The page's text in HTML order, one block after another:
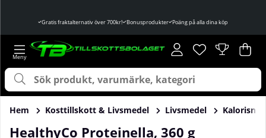
Gratis fraktalternativ över 700kr! Bonusprodukter Poäng på alla dina köp
Önskelista
Antal i
. .
Hem Kosttillskott & Livsmedel Livsmedel
HealthyCo Proteinella, 360 g